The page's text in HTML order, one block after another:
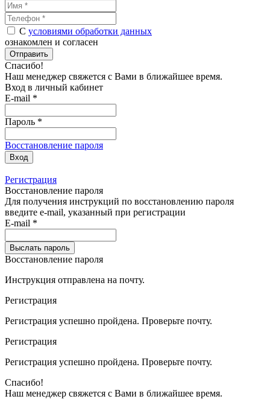
С условиями обработки данных
ознакомлен и согласен
Отправить
Спасибо!
Наш менеджер свяжется с Вами в ближайшее время.
Вход в личный кабинет
E-mail *
Пароль *
Восстановление пароля
Вход
Регистрация
Восстановление пароля
Для получения инструкций по восстановлению пароля
введите e-mail, указанный при регистрации
E-mail *
Выслать пароль
Восстановление пароля
Инструкция отправлена на почту.
Регистрация
Регистрация успешно пройдена. Проверьте почту.
Регистрация
Регистрация успешно пройдена. Проверьте почту.
Спасибо!
Наш менеджер свяжется с Вами в ближайшее время.